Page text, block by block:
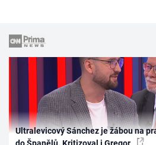
Ultralevicový Sánchez je žábou na